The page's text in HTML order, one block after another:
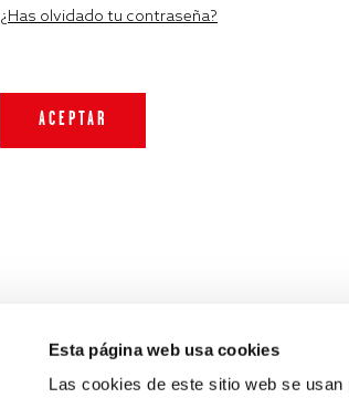
Esta página web usa cookies
Las cookies de este sitio web se
¿Has olvidado tu contraseña?